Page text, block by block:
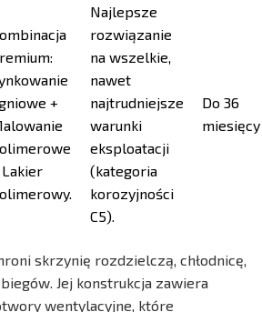
+
Najlepsze
rozwiązanie
na wszelkie,
nawet
najtrudniejsze
warunki
eksploatacji
(kategoria
korozyjności
C5).
Do 36
miesięcy
skrzynię rozdzielczą, chłodnicę,
Jej konstrukcja zawiera
wentylacyjne, które